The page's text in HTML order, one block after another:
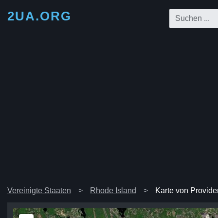
2UA.ORG
Vereinigte Staaten Rhode Island Karte von